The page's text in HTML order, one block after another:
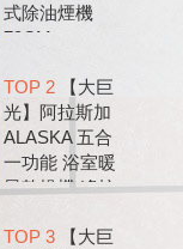
式除油煙機
79CM
TOP 2【大巨
光】阿拉斯加
ALASKA 五合
一功能 浴室暖
風乾燥機 遙控
TOP 3【大巨